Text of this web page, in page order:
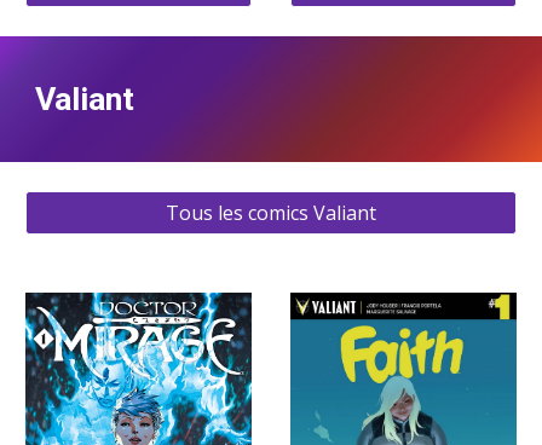
Valiant
Tous les comics Valiant